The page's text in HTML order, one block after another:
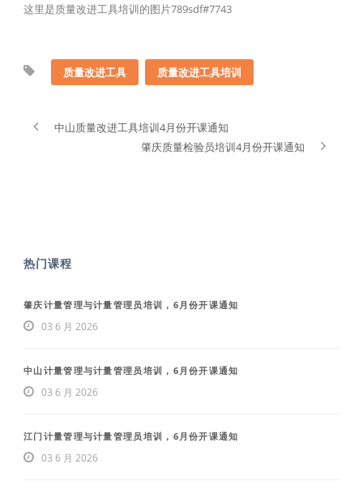
这里是质量改进工具培训的图片789sdf#7743
质量改进工具 质量改进工具培训
中山质量改进工具培训4月份开课通知
肇庆质量检验员培训4月份开课通知
热门课程
肇庆计量管理与计量管理员培训，6月份开课通知
03 6 月 2026
中山计量管理与计量管理员培训，6月份开课通知
03 6 月 2026
江门计量管理与计量管理员培训，6月份开课通知
03 6 月 2026